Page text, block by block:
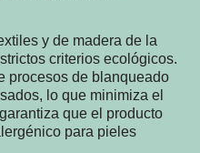
y de madera de la
criterios ecológicos.
procesos de blanqueado
lo que minimiza el
que el producto
para pieles